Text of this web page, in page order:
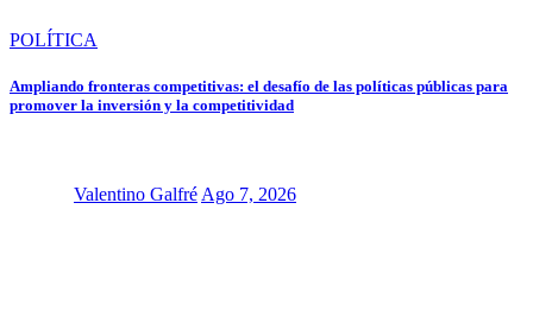
POLÍTICA
Ampliando fronteras competitivas: el desafío de las políticas públicas para
promover la inversión y la competitividad
Valentino GalfréAgo 7, 2026